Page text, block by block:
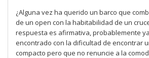
¿Alguna vez ha querido un barco que
de un open con la habitabilidad de un
respuesta es afirmativa, probablemente
encontrado con la dificultad de encontrar
compacto pero que no renuncie a la